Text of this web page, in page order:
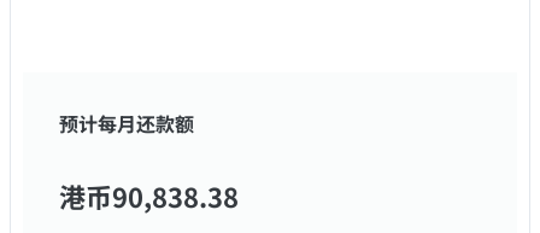
预计每月还款额
港币90,838.38